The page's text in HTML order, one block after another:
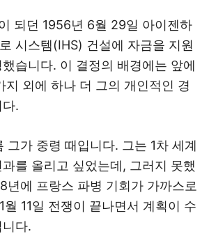
되던 1956년 6월 29일 아이젠하
시스템(IHS) 건설에 자금을 지원
습니다. 이 결정의 배경에는 앞에
지 외에 하나 더 그의 개인적인 경
.
그가 중령 때입니다. 그는 1차 세계
를 올리고 싶었는데, 그러지 못했
년에 프랑스 파병 기회가 가까스로
월 11일 전쟁이 끝나면서 계획이 수
다.